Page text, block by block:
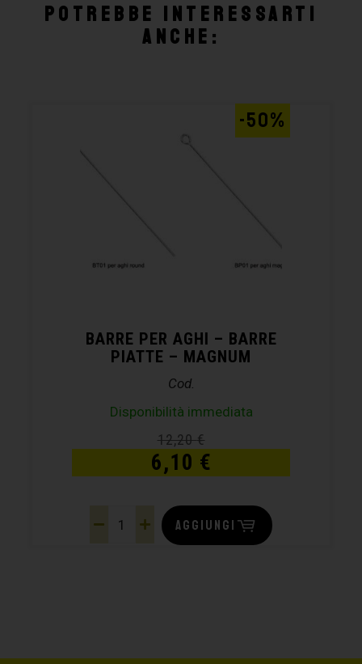
Potrebbe interessarti
anche:
BARRE PER AGHI – BARRE
PIATTE – MAGNUM
Cod.
Disponibilità immediata
12,20€
6,10 €
-50%
AGGIUNGI